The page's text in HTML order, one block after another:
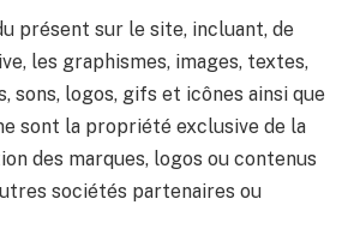
présent sur le site, incluant, de
les graphismes, images, textes,
sons, logos, gifs et icônes ainsi que
sont la propriété exclusive de la
des marques, logos ou contenus
sociétés partenaires ou